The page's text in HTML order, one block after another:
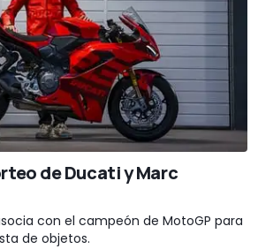
de Ducati y Marc
con el campeón de MotoGP para
de objetos.